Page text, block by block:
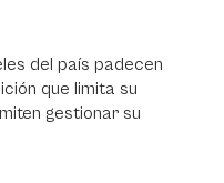
del país padecen
que limita su
gestionar su